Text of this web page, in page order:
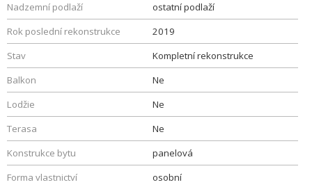
Nadzemní podlaží
ostatní podlaží
Rok poslední rekonstrukce
2019
Stav
Kompletní rekonstrukce
Balkon
Ne
Lodžie
Ne
Terasa
Ne
Konstrukce bytu
panelová
Forma vlastnictví
osobní